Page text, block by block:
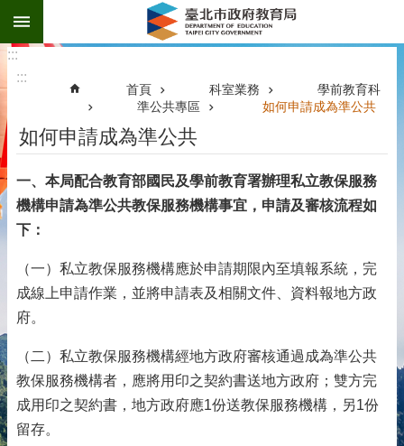
跳到主要內容區塊
:::
:::
首頁 科室業務
學前教育科
準公共專區
如何申請成為準公共
如何申請成為準公共
一、本局配合教育部國民及學前教育署辦理私立教保服務
機構申請為準公共教保服務機構事宜，申請及審核流程如
下：
（一）私立教保服務機構應於申請期限內至填報系統，完
成線上申請作業，並將申請表及相關文件、資料報地方政
府。
（二）私立教保服務機構經地方政府審核通過成為準公共
教保服務機構者，應將用印之契約書送地方政府；雙方完
成用印之契約書，地方政府應1份送教保服務機構，另1份
留存。